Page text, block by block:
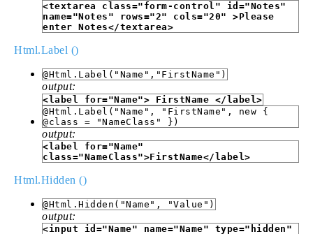
<textarea class="form-control" id="Notes"
name="Notes" rows="2" cols="20" >Please
enter Notes</textarea>
Html.Label ()
@Html.Label("Name","FirstName")
output:
<label for="Name"> FirstName </label>
@Html.Label("Name", "FirstName", new {
@class = "NameClass" })
output:
<label for="Name"
class="NameClass">FirstName</label>
Html.Hidden ()
@Html.Hidden("Name", "Value")
output:
<input id="Name" name="Name" type="hidden"